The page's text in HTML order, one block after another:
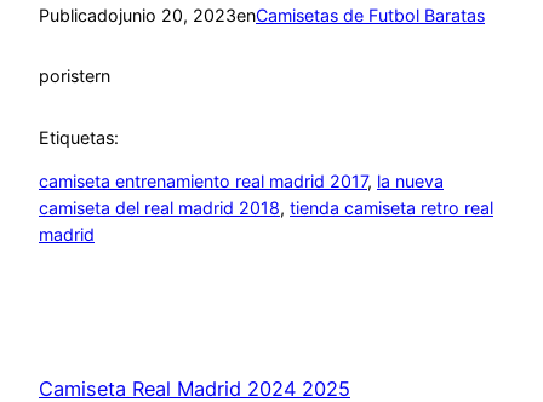
Publicadojunio 20, 2023enCamisetas de Futbol Baratas
poristern
Etiquetas:
camiseta entrenamiento real madrid 2017, la nueva
camiseta del real madrid 2018, tienda camiseta retro real
madrid
Camiseta Real Madrid 2024 2025